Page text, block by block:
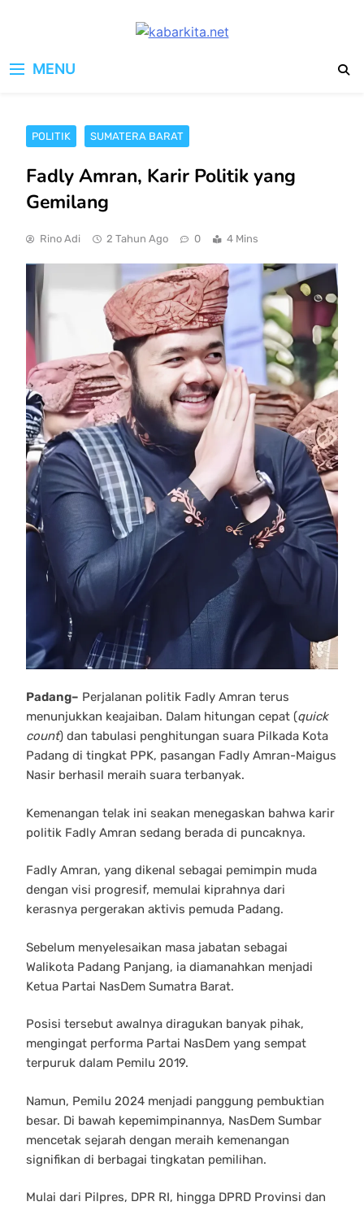
MENU
POLITIK SUMATERA BARAT
Fadly Amran, Karir Politik yang
Gemilang
Rino Adi 2 Tahun Ago 0 4 Mins
Padang– Perjalanan politik Fadly Amran terus
menunjukkan keajaiban. Dalam hitungan cepat (quick
count) dan tabulasi penghitungan suara Pilkada Kota
Padang di tingkat PPK, pasangan Fadly Amran-Maigus
Nasir berhasil meraih suara terbanyak.
Kemenangan telak ini seakan menegaskan bahwa karir
politik Fadly Amran sedang berada di puncaknya.
Fadly Amran, yang dikenal sebagai pemimpin muda
dengan visi progresif, memulai kiprahnya dari
kerasnya pergerakan aktivis pemuda Padang.
Sebelum menyelesaikan masa jabatan sebagai
Walikota Padang Panjang, ia diamanahkan menjadi
Ketua Partai NasDem Sumatra Barat.
Posisi tersebut awalnya diragukan banyak pihak,
mengingat performa Partai NasDem yang sempat
terpuruk dalam Pemilu 2019.
Namun, Pemilu 2024 menjadi panggung pembuktian
besar. Di bawah kepemimpinannya, NasDem Sumbar
mencetak sejarah dengan meraih kemenangan
signifikan di berbagai tingkatan pemilihan.
Mulai dari Pilpres, DPR RI, hingga DPRD Provinsi dan